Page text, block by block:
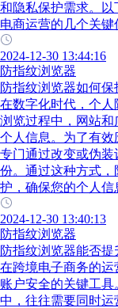
和隐私保护需求。
电商运营的几个关键
2024-12-30 13:44:16
防指纹浏览器
防指纹浏览器如何保
在数字化时代，个
浏览过程中，网站
个人信息。为了有
专门通过改变或伪
份。通过这种方式
护，确保您的个人信
2024-12-30 13:40:13
防指纹浏览器
防指纹浏览器能否
在跨境电子商务的
账户安全的关键工
中，往往需要同时